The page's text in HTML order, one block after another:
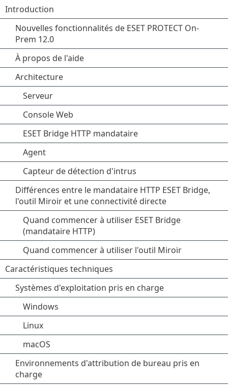
Introduction
Nouvelles fonctionnalités de ESET PROTECT On-
Prem 12.0
À propos de l'aide
Architecture
Serveur
Console Web
ESET Bridge HTTP mandataire
Agent
Capteur de détection d'intrus
Différences entre le mandataire HTTP ESET Bridge,
l'outil Miroir et une connectivité directe
Quand commencer à utiliser ESET Bridge
(mandataire HTTP)
Quand commencer à utiliser l'outil Miroir
Caractéristiques techniques
Systèmes d'exploitation pris en charge
Windows
Linux
macOS
Environnements d'attribution de bureau pris en
charge